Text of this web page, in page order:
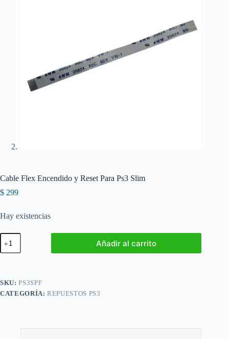
Cable Flex Encendido y Reset Para Ps3 Slim
$ 299
Hay existencias
Cable
Flex
Encendido
Para
Slim
Añadir al carrito
SKU:PS3SPF
CATEGORÍA:REPUESTOS PS3